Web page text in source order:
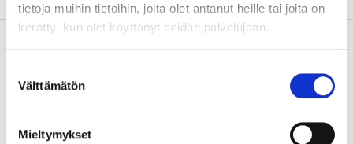
tietoja muihin tietoihin, joita olet antanut heille tai joita on
kerätty, kun olet käyttänyt heidän palvelujaan.
valinta
Välttämätön
Mieltymykset